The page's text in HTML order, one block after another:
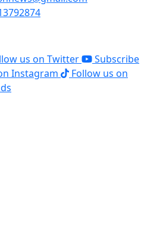
us on Twitter
Subscribe
Instagram
Follow us on